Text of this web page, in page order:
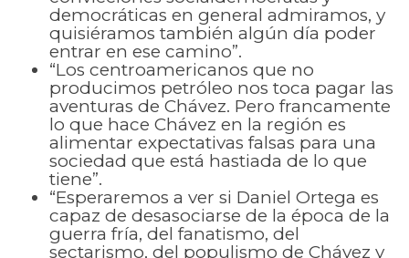
democráticas en general admiramos, y
quisiéramos también algún día poder
entrar en ese camino”.
“Los centroamericanos que no
producimos petróleo nos toca pagar las
aventuras de Chávez. Pero francamente
lo que hace Chávez en la región es
alimentar expectativas falsas para una
sociedad que está hastiada de lo que
tiene”.
“Esperaremos a ver si Daniel Ortega es
capaz de desasociarse de la época de la
guerra fría, del fanatismo, del
sectarismo, del populismo de Chávez y